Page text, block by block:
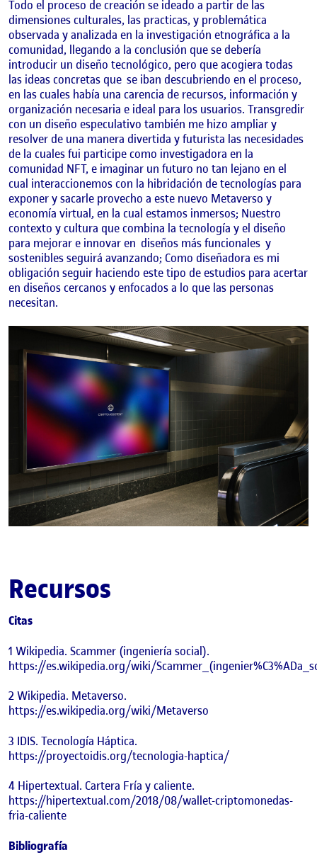
Todo el proceso de creación se ideado a partir de las
dimensiones culturales, las practicas, y problemática
observada y analizada en la investigación etnográfica a la
comunidad, llegando a la conclusión que se debería
introducir un diseño tecnológico, pero que acogiera todas
las ideas concretas que se iban descubriendo en el proceso,
en las cuales había una carencia de recursos, información y
organización necesaria e ideal para los usuarios. Transgredir
con un diseño especulativo también me hizo ampliar y
resolver de una manera divertida y futurista las necesidades
de la cuales fui participe como investigadora en la
comunidad NFT, e imaginar un futuro no tan lejano en el
cual interaccionemos con la hibridación de tecnologías para
exponer y sacarle provecho a este nuevo Metaverso y
economía virtual, en la cual estamos inmersos; Nuestro
contexto y cultura que combina la tecnología y el diseño
para mejorar e innovar en diseños más funcionales y
sostenibles seguirá avanzando; Como diseñadora es mi
obligación seguir haciendo este tipo de estudios para acertar
en diseños cercanos y enfocados a lo que las personas
necesitan.
Recursos
Citas
1 Wikipedia. Scammer (ingeniería social).
https://es.wikipedia.org/wiki/
2 Wikipedia. Metaverso.
https://es.wikipedia.org/wiki/Metaverso
3 IDIS. Tecnología Háptica.
https://proyectoidis.org/tecnologia-haptica/
4 Hipertextual. Cartera Fría y caliente.
https://hipertextual.com/2018/08/wallet-criptomonedas-
fria-caliente
Bibliografía